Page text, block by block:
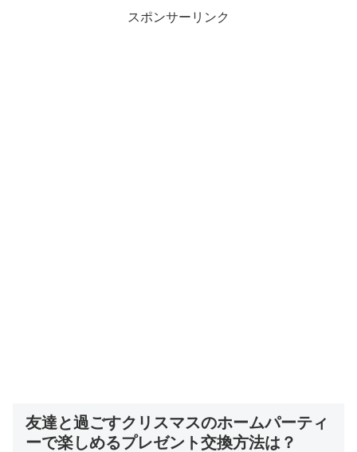
スポンサーリンク
友達と過ごすクリスマスのホームパーティ
ーで楽しめるプレゼント交換方法は？